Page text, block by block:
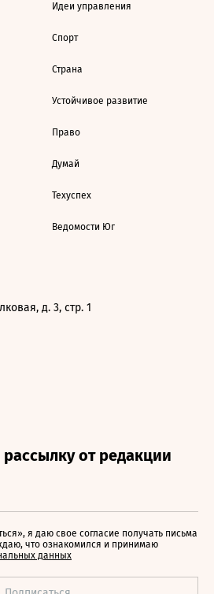
Идеи управления
Спорт
Страна
Устойчивое развитие
Право
Думай
Техуспех
Ведомости Юг
д. 3, стр. 1
я даю свое согласие получать письма
что ознакомился и принимаю
данных